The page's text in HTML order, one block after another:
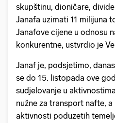
skupštinu, dioničare,
Janafa uzimati 11 milijuna
Janafove cijene u odnosu
konkurentne, ustvrdio
Janaf je, podsjetimo,
se do 15. listopada ove
sudjelovanje u
nužne za transport nafte,
aktivnosti poduzetih